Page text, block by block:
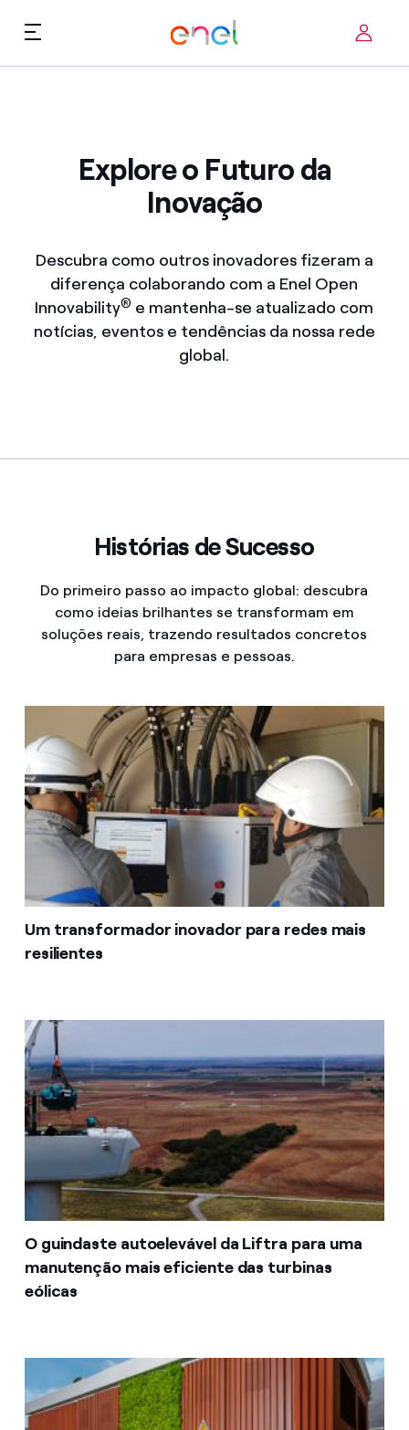
Skip to content
Desafios
Como funciona
Histórias de inovação
Termos de Uso
Explore o Futuro da
Inovação
Descubra como outros inovadores fizeram a
diferença colaborando com a Enel Open
Innovability® e mantenha-se atualizado com
notícias, eventos e tendências da nossa rede
global.
Histórias de Sucesso
Do primeiro passo ao impacto global: descubra
como ideias brilhantes se transformam em
soluções reais, trazendo resultados concretos
para empresas e pessoas.
Um transformador inovador para redes mais
resilientes
O guindaste autoelevável da Liftra para uma
manutenção mais eficiente das turbinas
eólicas